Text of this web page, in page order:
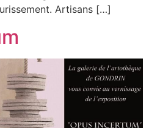
Artisans […]